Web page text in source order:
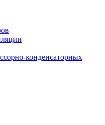
конденсаторных